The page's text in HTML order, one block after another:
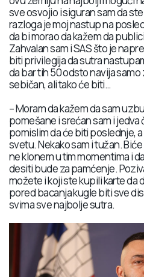
sve osvojio i siguran sam da
razloga je moj nastup na
da bi morao da kažem da
Zahvalan sam i SAS što je
biti privilegija da sutra
da bar tih 50 odsto navija
sebičan, ali tako će biti…
– Moram da kažem da sam
pomešane i srećan sam i jedva
pomislim da će biti poslednje,
svetu. Nekako sam i tužan.
ne klonem u tim momentima i
desiti bude za pamćenje.
možete i koji ste kupili karte da
pored bacanja kugle biti sve
svima sve najbolje sutra.